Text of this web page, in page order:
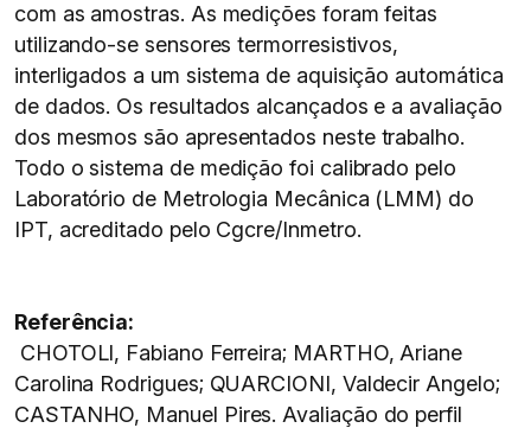
com as amostras. As medições foram feitas
utilizando-se sensores termorresistivos,
interligados a um sistema de aquisição automática
de dados. Os resultados alcançados e a avaliação
dos mesmos são apresentados neste trabalho.
Todo o sistema de medição foi calibrado pelo
Laboratório de Metrologia Mecânica (LMM) do
IPT, acreditado pelo Cgcre/Inmetro.
Referência:
CHOTOLI, Fabiano Ferreira; MARTHO, Ariane
Carolina Rodrigues; QUARCIONI, Valdecir Angelo;
CASTANHO, Manuel Pires. Avaliação do perfil